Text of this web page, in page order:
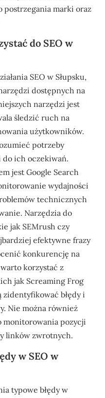
postrzegania marki oraz
do SEO w
SEO w Słupsku,
dostępnych na
narzędzi jest
śledzić ruch na
użytkowników.
potrzeby
ich oczekiwań.
jest Google Search
wydajności
technicznych
Narzędzia do
jak SEMrush czy
efektywne frazy
konkurencję na
korzystać z
jak Screaming Frog
zidentyfikować błędy i
Nie można również
monitorowania pozycji
linków zwrotnych.
w SEO w
typowe błędy w